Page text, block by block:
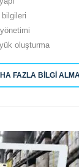
oluşturma
FAZLA BILGI